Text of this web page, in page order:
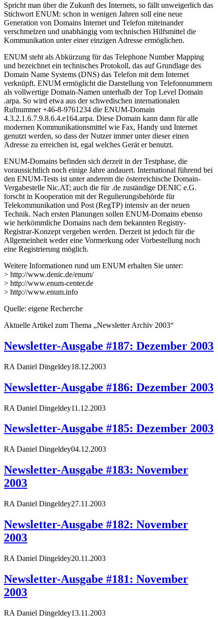
Spricht man über die Zukunft des Internets, so fällt unweigerlich das
Stichwort ENUM: schon in wenigen Jahren soll eine neue
Generation von Domains Internet und Telefon miteinander
verschmelzen und unabhängig vom technischen Hilfsmittel die
Kommunikation unter einer einzigen Adresse ermöglichen.
ENUM steht als Abkürzung für das Telephone Number Mapping
und bezeichnet ein technisches Protokoll, das auf Grundlage des
Domain Name Systems (DNS) das Telefon mit dem Internet
verknüpft. ENUM ermöglicht die Darstellung von Telefonnummern
als vollwertige Domain-Namen unterhalb der Top Level Domain
.arpa. So wird etwa aus der schwedischen internationalen
Rufnummer +46-8-9761234 die ENUM-Domain
4.3.2.1.6.7.9.8.6.4.e164.arpa. Diese Domain kann dann für alle
modernen Kommunikationsmittel wie Fax, Handy und Internet
genutzt werden, so dass der Nutzer immer unter dieser einen
Adresse zu erreichen ist, egal welches Gerät er benutzt.
ENUM-Domains befinden sich derzeit in der Testphase, die
voraussichtlich noch einige Jahre andauert. International führend bei
den ENUM-Tests ist unter anderem die österreichische Domain-
Vergabestelle Nic.AT; auch die für .de zuständige DENIC e.G.
forscht in Kooperation mit der Regulierungsbehörde für
Telekommunikation und Post (RegTP) intensiv an der neuen
Technik. Nach ersten Planungen sollen ENUM-Domains ebenso
wie herkömmliche Domains nach dem bekannten Registry-
Registrar-Konzept vergeben werden. Derzeit ist jedoch für die
Allgemeinheit weder eine Vormerkung oder Vorbestellung noch
eine Registrierung möglich.
Weitere Informationen rund um ENUM erhalten Sie unter:
> http://www.denic.de/enum/
> http://www.enum-center.de
> http://www.enum.info
Quelle: eigene Recherche
Aktuelle Artikel zum Thema „Newsletter Archiv 2003“
Newsletter-Ausgabe #187: Dezember 2003
RA Daniel Dingeldey18.12.2003
Newsletter-Ausgabe #186: Dezember 2003
RA Daniel Dingeldey11.12.2003
Newsletter-Ausgabe #185: Dezember 2003
RA Daniel Dingeldey04.12.2003
Newsletter-Ausgabe #183: November
2003
RA Daniel Dingeldey27.11.2003
Newsletter-Ausgabe #182: November
2003
RA Daniel Dingeldey20.11.2003
Newsletter-Ausgabe #181: November
2003
RA Daniel Dingeldey13.11.2003